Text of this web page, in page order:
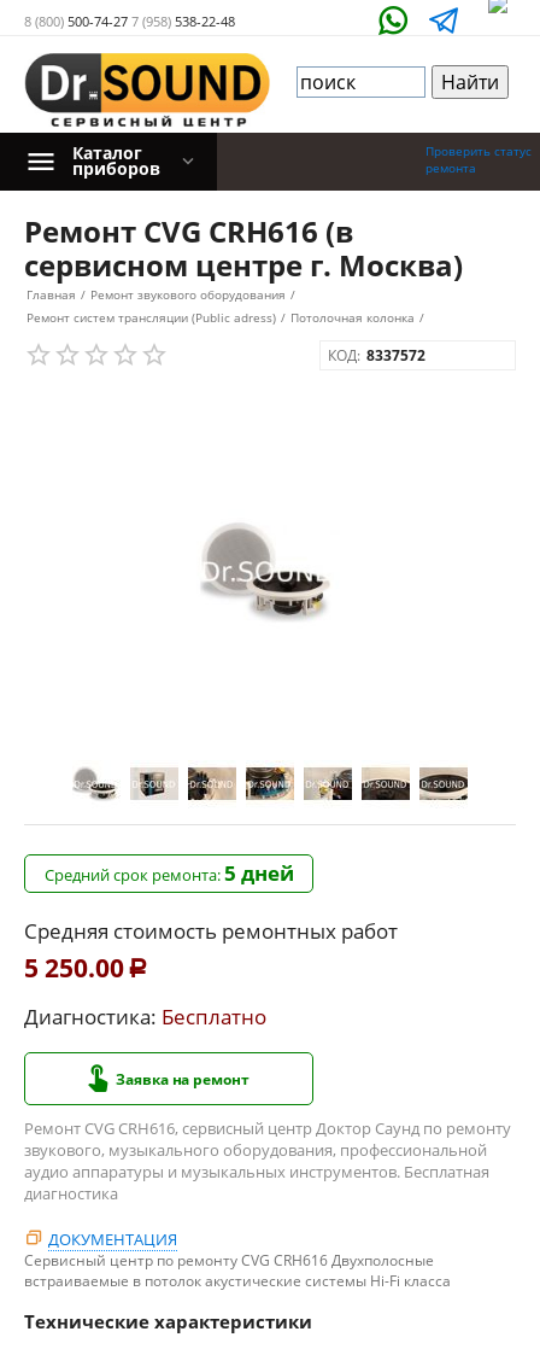
8 (800) 500-74-27 7 (958) 538-22-48
Проверить статус
ремонта
Каталог
приборов
Ремонт CVG CRH616 (в
сервисном центре г. Москва)
Главная / Ремонт звукового оборудования /
Ремонт систем трансляции (Public adress) / Потолочная колонка /
КОД: 8337572
Средний срок ремонта:5 дней
Средняя стоимость ремонтных работ
5 250.00 Р
Диагностика: Бесплатно
Заявка на ремонт
Ремонт CVG CRH616, сервисный центр Доктор Саунд по ремонту
звукового, музыкального оборудования, профессиональной
аудио аппаратуры и музыкальных инструментов. Бесплатная
диагностика
ДОКУМЕНТАЦИЯ
Сервисный центр по ремонту CVG CRH616 Двухполосные
встраиваемые в потолок акустические системы Hi-Fi класса
Технические характеристики